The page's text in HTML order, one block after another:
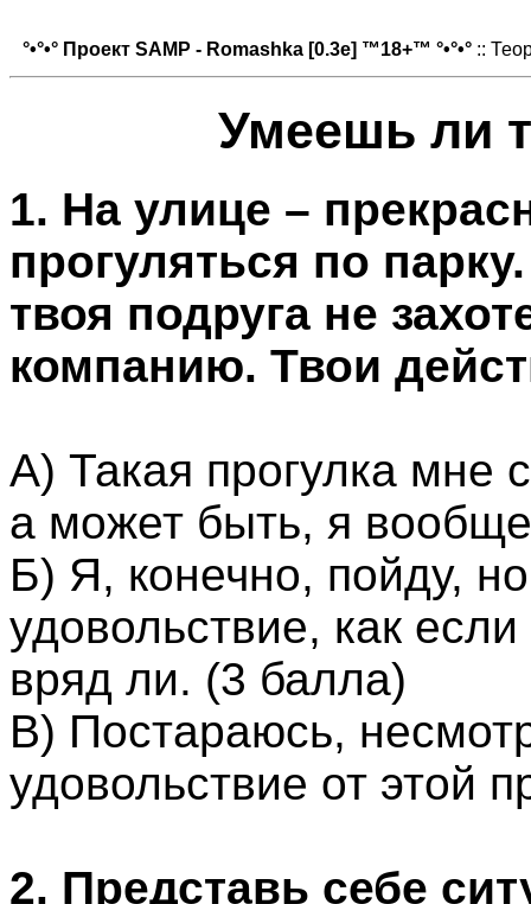
°•°•° Проект SAMP - Romashka [0.3e] ™18+™ °•°•° ::
Умеешь ли
1. На улице –
прогуляться по
твоя подруга не
компанию. Твои
А) Такая прогулка мне
а может быть, я
Б) Я, конечно, пойду,
удовольствие, как
вряд ли. (3 балла)
В) Постараюсь,
удовольствие от этой
2. Представь себе